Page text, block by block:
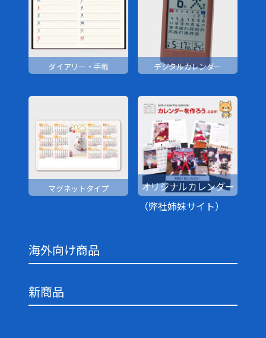
ダイアリー・手帳 デジタルカレンダー
マグネットタイプ
オリジナルカレンダー
（弊社姉妹サイト）
海外向け商品
新商品